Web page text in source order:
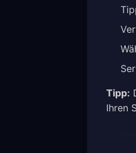
Tipp:
Ihren